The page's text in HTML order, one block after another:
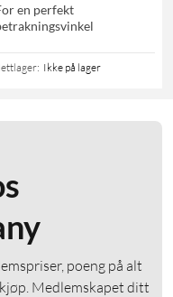
en perfekt
: Ikke på lager
poeng på alt
Medlemskapet ditt